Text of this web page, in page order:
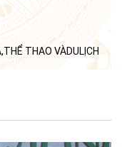
THAO VÀDULỊCH